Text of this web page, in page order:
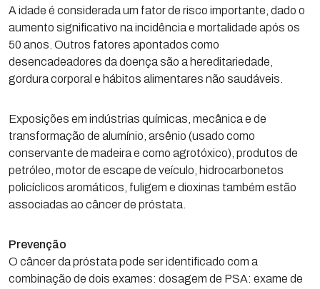
A idade é considerada um fator de risco importante, dado o
aumento significativo na incidência e mortalidade após os
50 anos. Outros fatores apontados como
desencadeadores da doença são a hereditariedade,
gordura corporal e hábitos alimentares não saudáveis.
Exposições em indústrias químicas, mecânica e de
transformação de alumínio, arsênio (usado como
conservante de madeira e como agrotóxico), produtos de
petróleo, motor de escape de veículo, hidrocarbonetos
policíclicos aromáticos, fuligem e dioxinas também estão
associadas ao câncer de próstata.
Prevenção
O câncer da próstata pode ser identificado com a
combinação de dois exames: dosagem de PSA: exame de